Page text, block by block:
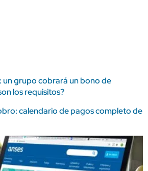
un grupo cobrará un bono de
los requisitos?
calendario de pagos completo de